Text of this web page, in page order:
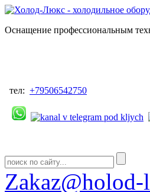
Оснащение профессиональным
тел: +79506542750